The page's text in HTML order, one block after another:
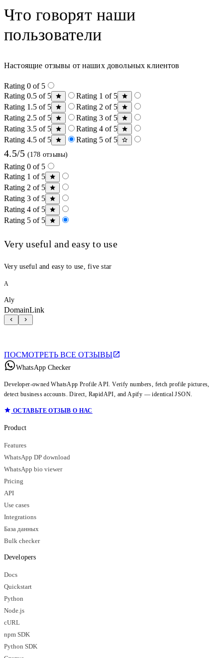
Что говорят наши
пользователи
Настоящие отзывы от наших довольных клиентов
Rating 0 of 5
Rating 0.5 of 5
Rating 1 of 5
Rating 1.5 of 5
Rating 2 of 5
Rating 2.5 of 5
Rating 3 of 5
Rating 3.5 of 5
Rating 4 of 5
Rating 4.5 of 5
Rating 5 of 5
4.5/5 (178 отзывы)
Rating 0 of 5
Rating 1 of 5
Rating 2 of 5
Rating 3 of 5
Rating 4 of 5
Rating 5 of 5
Very useful and easy to use
Very useful and easy to use, five star
A
Aly
DomainLink
ПОСМОТРЕТЬ ВСЕ ОТЗЫВЫ
WhatsApp Checker
Developer-owned WhatsApp Profile API. Verify numbers, fetch profile pictures,
detect business accounts. Direct, RapidAPI, and Apify — identical JSON.
ОСТАВЬТЕ ОТЗЫВ О НАС
Product
Features
WhatsApp DP download
WhatsApp bio viewer
Pricing
API
Use cases
Integrations
База данных
Bulk checker
Developers
Docs
Quickstart
Python
Node.js
cURL
npm SDK
Python SDK